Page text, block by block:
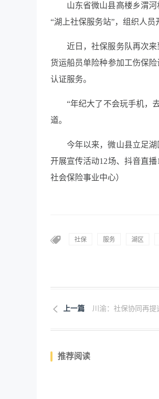
山东省微山县高楼乡渭
“湖上社保服务站”，组织人员
近日，社保服务队再次
货运船员单险种参加工伤保
认证服务。
“年纪大了不会玩手机，
道。
今年以来，微山县立足
开展宣传活动12场、抖音直
社会保险事业中心）
社保 服务 湖区
上一篇 川渝：社保协同再提
推荐阅读